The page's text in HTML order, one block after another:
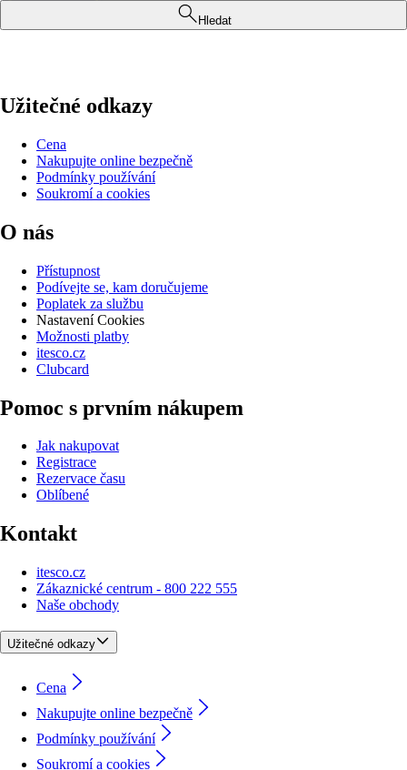
Hledat
Užitečné odkazy
Cena
Nakupujte online bezpečně
Podmínky používání
Soukromí a cookies
O nás
Přístupnost
Podívejte se, kam doručujeme
Poplatek za službu
Nastavení Cookies
Možnosti platby
itesco.cz
Clubcard
Pomoc s prvním nákupem
Jak nakupovat
Registrace
Rezervace času
Oblíbené
Kontakt
itesco.cz
Zákaznické centrum - 800 222 555
Naše obchody
Užitečné odkazy
Cena
Nakupujte online bezpečně
Podmínky používání
Soukromí a cookies